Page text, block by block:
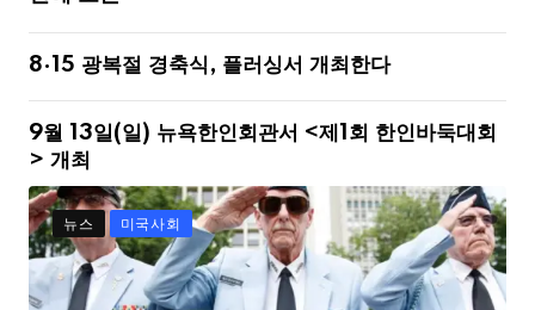
8·15 광복절 경축식, 플러싱서 개최한다
9월 13일(일) 뉴욕한인회관서 <제1회 한인바둑대회
> 개최
뉴스 미국사회